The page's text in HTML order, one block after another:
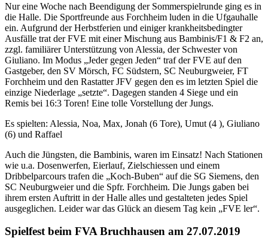
Nur eine Woche nach Beendigung der Sommerspielrunde ging es in
die Halle. Die Sportfreunde aus Forchheim luden in die Ufgauhalle
ein. Aufgrund der Herbstferien und einiger krankheitsbedingter
Ausfälle trat der FVE mit einer Mischung aus Bambinis/F1 & F2 an,
zzgl. familiärer Unterstützung von Alessia, der Schwester von
Giuliano. Im Modus „Jeder gegen Jeden“ traf der FVE auf den
Gastgeber, den SV Mörsch, FC Südstern, SC Neuburgweier, FT
Forchheim und den Rastatter JFV gegen den es im letzten Spiel die
einzige Niederlage „setzte“. Dagegen standen 4 Siege und ein
Remis bei 16:3 Toren! Eine tolle Vorstellung der Jungs.
Es spielten: Alessia, Noa, Max, Jonah (6 Tore), Umut (4 ), Giuliano
(6) und Raffael
Auch die Jüngsten, die Bambinis, waren im Einsatz! Nach Stationen
wie u.a. Dosenwerfen, Eierlauf, Zielschiessen und einem
Dribbelparcours trafen die „Koch-Buben“ auf die SG Siemens, den
SC Neuburgweier und die Spfr. Forchheim. Die Jungs gaben bei
ihrem ersten Auftritt in der Halle alles und gestalteten jedes Spiel
ausgeglichen. Leider war das Glück an diesem Tag kein „FVE ler“.
Spielfest beim FVA Bruchhausen am 27.07.2019